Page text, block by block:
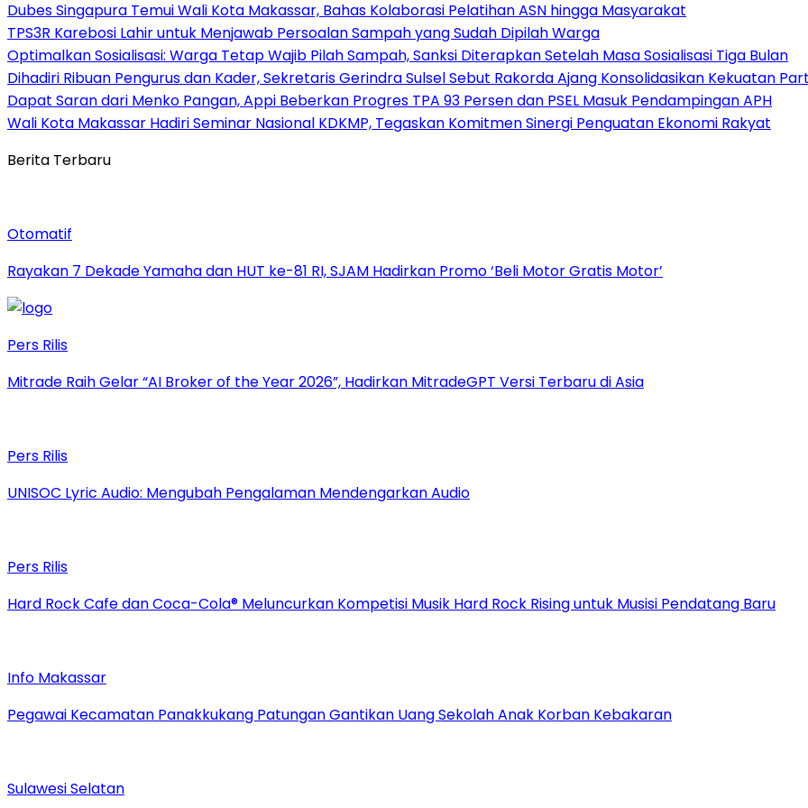
Dubes Singapura Temui Wali Kota Makassar, Bahas Kolaborasi Pelatihan ASN hingga Masyarakat
TPS3R Karebosi Lahir untuk Menjawab Persoalan Sampah yang Sudah Dipilah Warga
Optimalkan Sosialisasi: Warga Tetap Wajib Pilah Sampah, Sanksi Diterapkan Setelah Masa Sosialisasi Tiga Bulan
Dihadiri Ribuan Pengurus dan Kader, Sekretaris Gerindra Sulsel Sebut Rakorda Ajang Konsolidasikan Kekuatan
Dapat Saran dari Menko Pangan, Appi Beberkan Progres TPA 93 Persen dan PSEL Masuk Pendampingan APH
Wali Kota Makassar Hadiri Seminar Nasional KDKMP, Tegaskan Komitmen Sinergi Penguatan Ekonomi Rakyat
Berita Terbaru
Otomatif
Rayakan 7 Dekade Yamaha dan HUT ke-81 RI, SJAM Hadirkan Promo ‘Beli Motor Gratis Motor’
Pers Rilis
Mitrade Raih Gelar “AI Broker of the Year 2026”, Hadirkan MitradeGPT Versi Terbaru di Asia
Pers Rilis
UNISOC Lyric Audio: Mengubah Pengalaman Mendengarkan Audio
Pers Rilis
Hard Rock Cafe dan Coca-Cola® Meluncurkan Kompetisi Musik Hard Rock Rising untuk Musisi Pendatang Baru
Info Makassar
Pegawai Kecamatan Panakkukang Patungan Gantikan Uang Sekolah Anak Korban Kebakaran
Sulawesi Selatan